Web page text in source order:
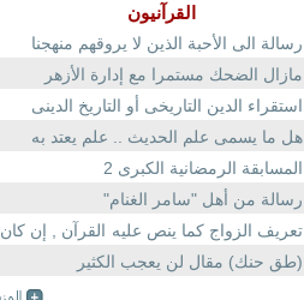
القرآنيون
رسالة الى الأحبة الذين لا يروقهم منهجنا
مازال الضحك مستمرا مع إدارة الأزهر
استقراء الدين التاريخى أو التاريخ الدينى
هل ما يسمى علم الحديث .. علم يعتد به
المسابقة الرمضانية الكبرى 2
رسالة من أهل "سامر الغنام"
تعريف الزواج كما ينص عليه القرآن , إن كان
قد نص عليه !!
(طق حنك) مقال لن يعجب الكثير